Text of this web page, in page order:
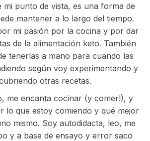
mi punto de vista, es una forma de
mantener a lo largo del tiempo.
mi pasión por la cocina y por dar
de la alimentación keto. También
tenerlas a mano para cuando las
según voy experimentando y
otras recetas.
me encanta cocinar (y comer!), y
lo que estoy comiendo y qué mejor
mismo. Soy autodidacta, leo, me
y a base de ensayo y error saco